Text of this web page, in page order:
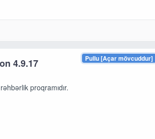
Pullu [Açar mövcuddur]
4.9.17
proqramıdır.